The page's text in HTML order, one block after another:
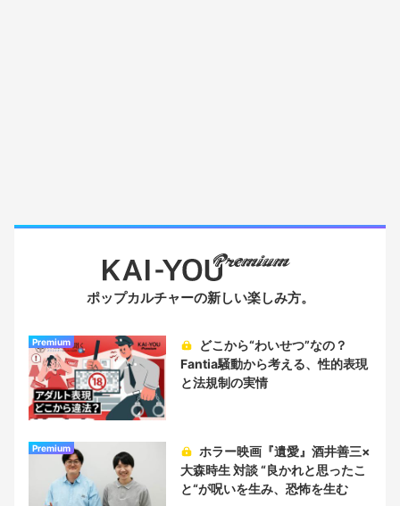
ポップカルチャーの新しい楽しみ方。
Premium
Fantia騒動から考える、性的表現
と法規制の実情
Premium
大森時生 対談 “良かれと思ったこ
と“が呪いを生み、恐怖を生む